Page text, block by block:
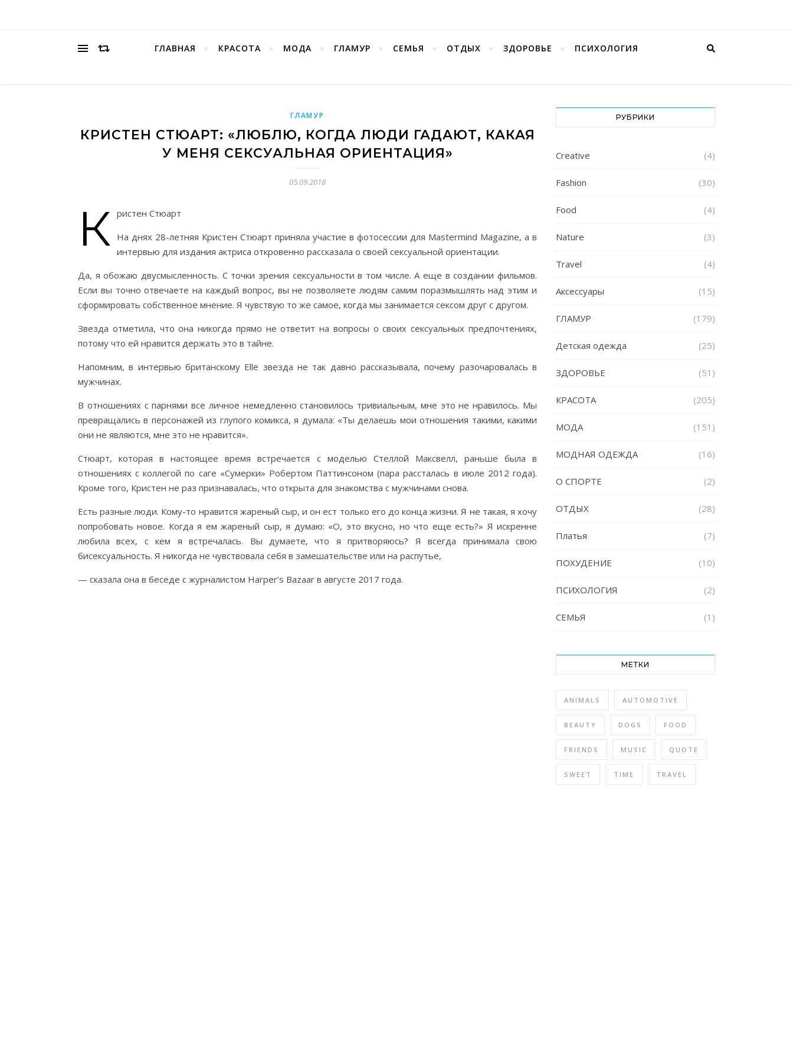
ГЛАВНАЯ КРАСОТА МОДА ГЛАМУР СЕМЬЯ ОТДЫХ ЗДОРОВЬЕ ПСИХОЛОГИЯ
ГЛАМУР
КРИСТЕН СТЮАРТ: «ЛЮБЛЮ, КОГДА ЛЮДИ ГАДАЮТ, КАКАЯ
У МЕНЯ СЕКСУАЛЬНАЯ ОРИЕНТАЦИЯ»
05.09.2018
К ристен Стюарт
На днях 28-летняя Кристен Стюарт приняла участие в фотосессии для Mastermind Magazine, а в
интервью для издания актриса откровенно рассказала о своей сексуальной ориентации.
Да, я обожаю двусмысленность. С точки зрения сексуальности в том числе. А еще в создании фильмов.
Если вы точно отвечаете на каждый вопрос, вы не позволяете людям самим поразмышлять над этим и
сформировать собственное мнение. Я чувствую то же самое, когда мы занимается сексом друг с другом.
Звезда отметила, что она никогда прямо не ответит на вопросы о своих сексуальных предпочтениях,
потому что ей нравится держать это в тайне.
Напомним, в интервью британскому Elle звезда не так давно рассказывала, почему разочаровалась в
мужчинах.
В отношениях с парнями все личное немедленно становилось тривиальным, мне это не нравилось. Мы
превращались в персонажей из глупого комикса, я думала: «Ты делаешь мои отношения такими, какими
они не являются, мне это не нравится».
Стюарт, которая в настоящее время встречается с моделью Стеллой Максвелл, раньше была в
отношениях с коллегой по саге «Сумерки» Робертом Паттинсоном (пара рассталась в июле 2012 года).
Кроме того, Кристен не раз признавалась, что открыта для знакомства с мужчинами снова.
Есть разные люди. Кому-то нравится жареный сыр, и он ест только его до конца жизни. Я не такая, я хочу
попробовать новое. Когда я ем жареный сыр, я думаю: «О, это вкусно, но что еще есть?» Я искренне
любила всех, с кем я встречалась. Вы думаете, что я притворяюсь? Я всегда принимала свою
бисексуальность. Я никогда не чувствовала себя в замешательстве или на распутье,
— сказала она в беседе с журналистом Harper’s Bazaar в августе 2017 года.
РУБРИКИ
Creative (4)
Fashion (30)
Food (4)
Nature (3)
Travel (4)
Аксессуары (15)
ГЛАМУР (179)
Детская одежда (25)
ЗДОРОВЬЕ (51)
КРАСОТА (205)
МОДА (151)
МОДНАЯ ОДЕЖДА (16)
О СПОРТЕ (2)
ОТДЫХ (28)
Платья (7)
ПОХУДЕНИЕ (10)
ПСИХОЛОГИЯ (2)
СЕМЬЯ (1)
МЕТКИ
ANIMALS AUTOMOTIVE
BEAUTY DOGS FOOD
FRIENDS MUSIC QUOTE
SWEET TIME TRAVEL